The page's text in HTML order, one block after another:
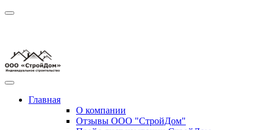
Главная
О компании
Отзывы ООО "СтройДом"